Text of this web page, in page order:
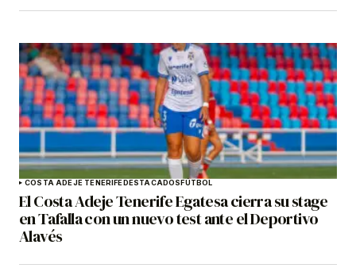
COSTA ADEJE TENERIFEDESTACADOSFÚTBOL
El Costa Adeje Tenerife Egatesa cierra su stage
en Tafalla con un nuevo test ante el Deportivo
Alavés